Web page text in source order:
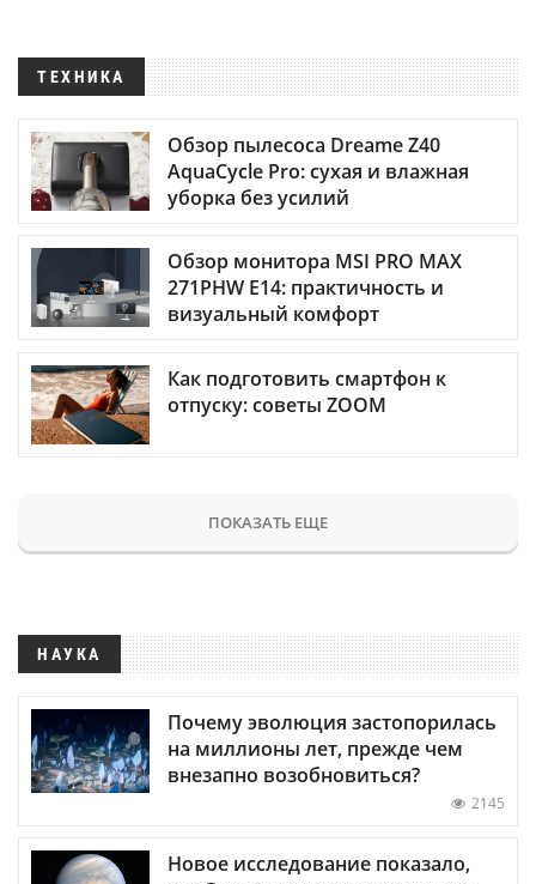
ТЕХНИКА
Обзор пылесоса Dreame Z40
AquaCycle Pro: сухая и влажная
уборка без усилий
Обзор монитора MSI PRO MAX
271PHW E14: практичность и
визуальный комфорт
Как подготовить смартфон к
отпуску: советы ZOOM
ПОКАЗАТЬ ЕЩЕ
НАУКА
Почему эволюция застопорилась
на миллионы лет, прежде чем
внезапно возобновиться?
2145
Новое исследование показало,